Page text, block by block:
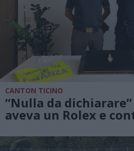
CANTON TICINO
“Nulla da
aveva un Rolex e